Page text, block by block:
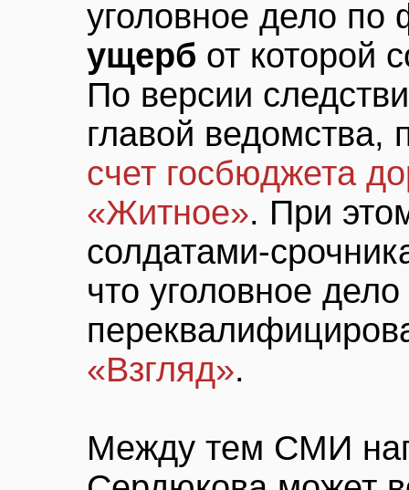
уголовное дело по
ущерб от которой
По версии
главой ведомства,
счет госбюджета
«Житное». При
солдатами-
что уголовное
«Взгляд».
Между тем СМИ